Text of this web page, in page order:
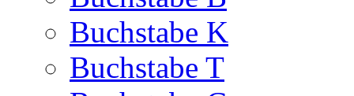
Buchstabe K
Buchstabe T